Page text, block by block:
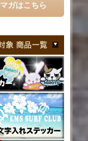
ガはこちら